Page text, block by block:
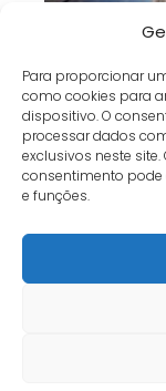
Para proporcionar
como cookies para
dispositivo. O
processar dados
exclusivos neste
consentimento pode
e funções.
Pano
Café e Gol bem estar
empregos anteriores?"
Sobre
Fale